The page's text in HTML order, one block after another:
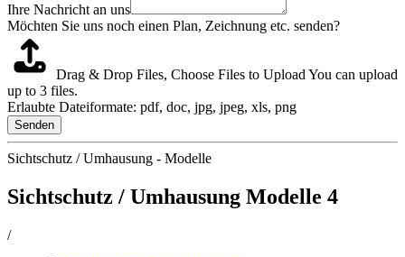
Ihre Nachricht an uns
Möchten Sie uns noch einen Plan, Zeichnung etc. senden?
Drag & Drop Files, Choose Files to Upload You can upload
up to 3 files.
Erlaubte Dateiformate: pdf, doc, jpg, jpeg, xls, png
Senden
Sichtschutz / Umhausung - Modelle
Sichtschutz / Umhausung Modelle 4
/